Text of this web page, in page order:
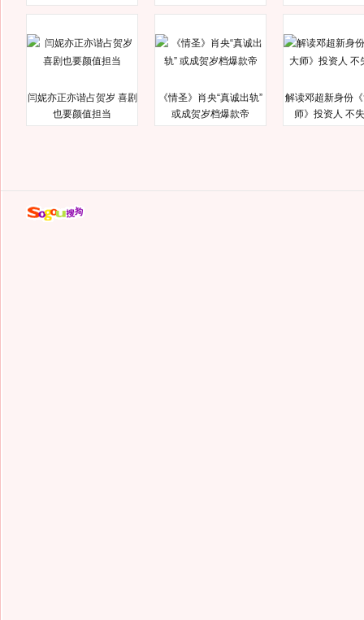
闫妮亦正亦谐占贺岁 喜剧
也要颜值担当
《情圣》肖央“真诚出轨”
或成贺岁档爆款帝
解读邓超新身份
师》投资人 不